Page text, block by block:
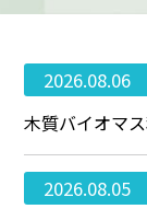
2026.08.06
木質バイオマ
2026.08.05